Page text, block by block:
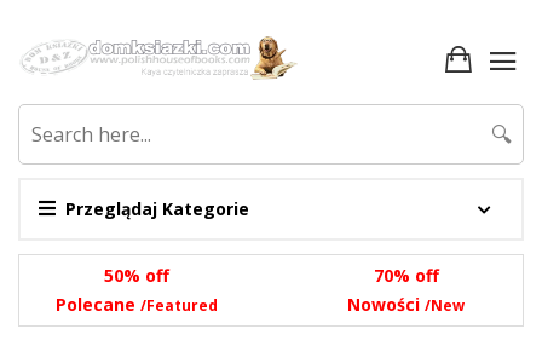
Przeglądaj Kategorie
🔍
50% off
70% off
Polecane /Featured Nowości /New